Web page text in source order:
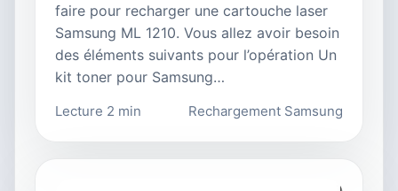
faire pour recharger une cartouche laser
Samsung ML 1210. Vous allez avoir besoin
des éléments suivants pour l’opération Un
kit toner pour Samsung…
Lecture 2 min Rechargement Samsung